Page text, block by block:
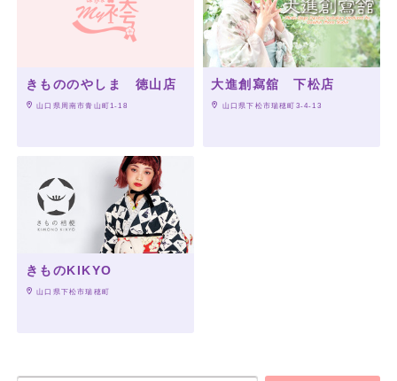
きもののやしま 徳山店
山口県周南市青山町1-18
大進創寫舘 下松店
山口県下松市瑞穂町3-4-13
きものKIKYO
山口県下松市瑞穂町